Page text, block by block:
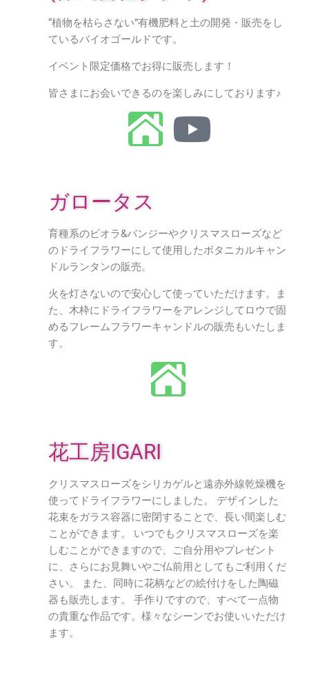
“植物を枯らさない”有機肥料と土の開発・販売をし
ているバイオゴールドです。
イベント限定価格でお得に販売します！
皆さまにお会いできるのを楽しみにしております♪
ガロータス
育種系のビオラ&バンジーやクリスマスローズなど
のドライフラワーにして使用したボタニカルキャン
ドルランタンの販売。
火を灯さないので安心して使っていただけます。ま
た、木枠にドライフラワーをアレンジしてロウで固
めるフレームフラワーキャンドルの販売もいたしま
す。
花工房IGARI
クリスマスローズをシリカゲルと遠赤外線乾燥機を
使ってドライフラワーにしました。 デザインした
花束をガラス容器に密閉することで、長い間楽しむ
ことができます。 いつでもクリスマスローズを楽
しむことができますので、ご自分用やプレゼント
に、さらにお見舞いやご仏前用としてもご利用くだ
さい。 また、同時に花柄などの絵付けをした陶磁
器も販売します。 手作りですので、すべて一点物
の貴重な作品です。様々なシーンでお使いいただけ
ます。